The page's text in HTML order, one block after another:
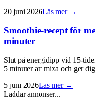
20 juni 2026Läs mer →
Smoothie-recept för
minuter
Slut på energidipp vid 15-
5 minuter att mixa och ger
5 juni 2026Läs mer →
Laddar annonser...